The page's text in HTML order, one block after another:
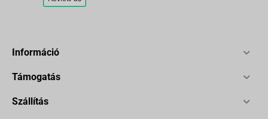
Információ
Támogatás
Szállítás